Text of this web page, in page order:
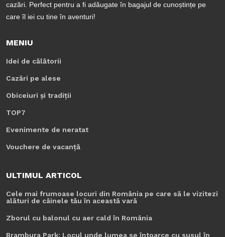
cazări. Perfect pentru a fi adăugate în bagajul de cunoștințe pe
care îl iei cu tine în aventuri!
MENIU
Idei de călătorii
Cazări pe alese
Obiceiuri și tradiții
TOP7
Evenimente de neratat
Vouchere de vacanță
ULTIMUL ARTICOL
Cele mai frumoase locuri din România pe care să le vizitezi
alături de câinele tău în această vară
Zborul cu balonul cu aer cald în România
Brambura Park: Locul unde lumea se întoarce cu susul în